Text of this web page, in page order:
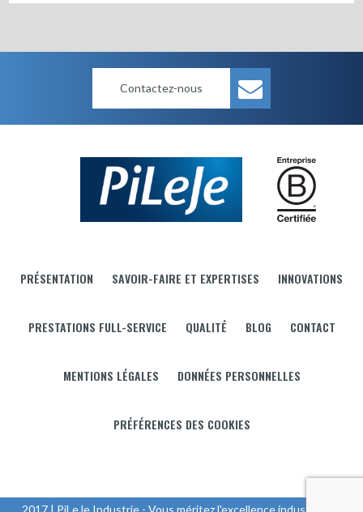
Contactez-nous
PRÉSENTATION SAVOIR-FAIRE ET EXPERTISES INNOVATIONS
PRESTATIONS FULL-SERVICE QUALITÉ BLOG CONTACT
MENTIONS LÉGALES DONNÉES PERSONNELLES
PRÉFÉRENCES DES COOKIES
2017 | PiLeJe Industrie - Vous méritez l'excellence industrielle |